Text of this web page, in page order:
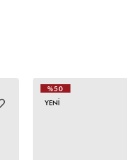
%50
YENI